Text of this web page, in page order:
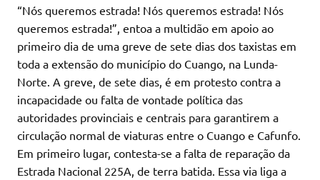
“Nós queremos estrada! Nós queremos estrada! Nós
queremos estrada!”, entoa a multidão em apoio ao
primeiro dia de uma greve de sete dias dos taxistas em
toda a extensão do município do Cuango, na Lunda-
Norte. A greve, de sete dias, é em protesto contra a
incapacidade ou falta de vontade política das
autoridades provinciais e centrais para garantirem a
circulação normal de viaturas entre o Cuango e Cafunfo.
Em primeiro lugar, contesta-se a falta de reparação da
Estrada Nacional 225A, de terra batida. Essa via liga a